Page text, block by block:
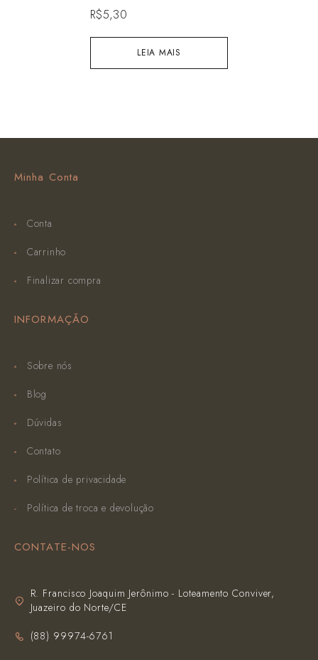
LEIA MAIS
R$5,30
Minha Conta
Conta
Carrinho
Finalizar compra
INFORMAÇÃO
Sobre nós
Blog
Dúvidas
Contato
Política de privacidade
Política de troca e devolução
CONTATE-NOS
R. Francisco Joaquim Jerônimo - Loteamento Conviver,
Juazeiro do Norte/CE
(‪88) 99974-6761‬